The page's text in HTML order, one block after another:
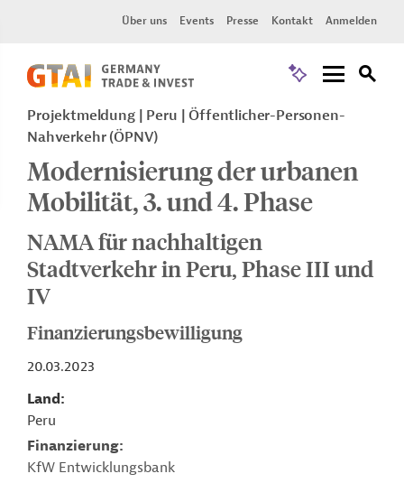
Über uns Events Presse Kontakt Anmelden
Projektmeldung Peru
Öffentlicher-Personen-
Nahverkehr (ÖPNV)
Modernisierung der urbanen
Mobilität, 3. und 4. Phase
NAMA für nachhaltigen
Stadtverkehr in Peru, Phase III und
IV
Finanzierungsbewilligung
20.03.2023
Land
Peru
Finanzierung
KfW Entwicklungsbank